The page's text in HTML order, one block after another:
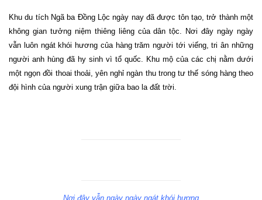
Khu du tích Ngã ba Đồng Lộc ngày nay đã được tôn tạo, trở thành một
không gian tưởng niệm thiêng liêng của dân tộc. Nơi đây ngày ngày
vẫn luôn ngát khói hương của hàng trăm người tới viếng, tri ân những
người anh hùng đã hy sinh vì tổ quốc. Khu mộ của các chị nằm dưới
một ngọn đồi thoai thoải, yên nghỉ ngàn thu trong tư thế sóng hàng theo
đội hình của người xung trận giữa bao la đất trời.
Nơi đây vẫn ngày ngày ngát khói hương